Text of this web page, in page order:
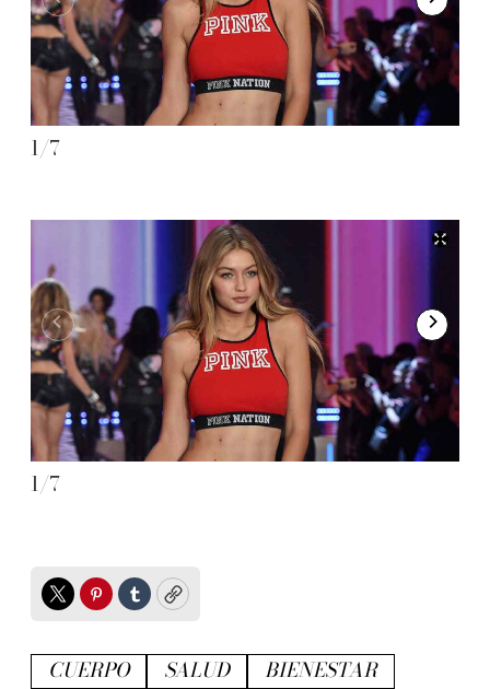
1/7
1/7
TwitterPinterest
TumblrCopy
CUERPO SALUD
BIENESTAR